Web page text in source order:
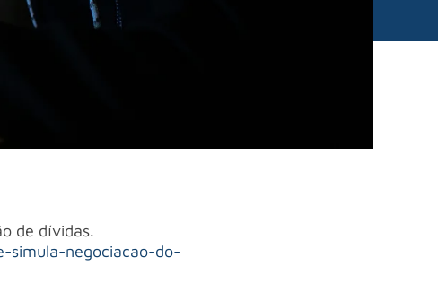
de dívidas.
simula-negociacao-do-